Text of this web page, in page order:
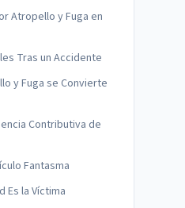
Atropello y Fuga en
Tras un Accidente
y Fuga se Convierte
Contributiva de
Fantasma
Es la Víctima